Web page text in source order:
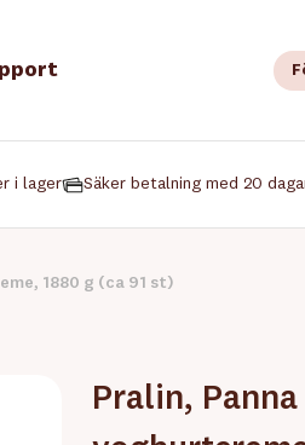
i lager Säker betalning med 20
1880 g (ca 91 st)
Pralin,